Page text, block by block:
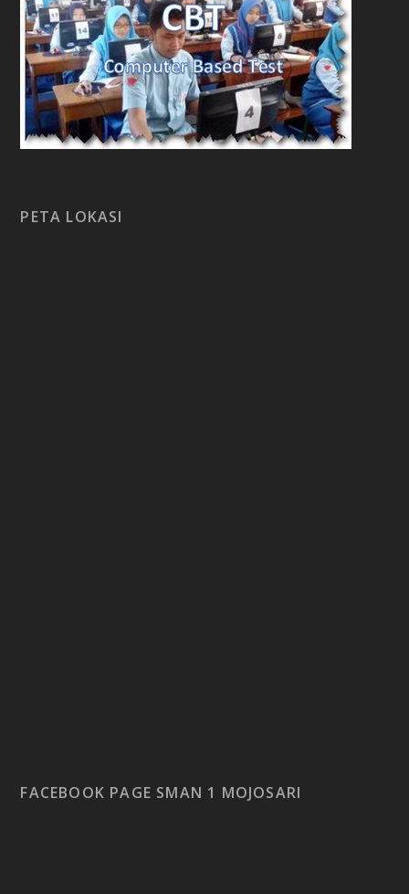
PETA LOKASI
FACEBOOK PAGE SMAN 1 MOJOSARI